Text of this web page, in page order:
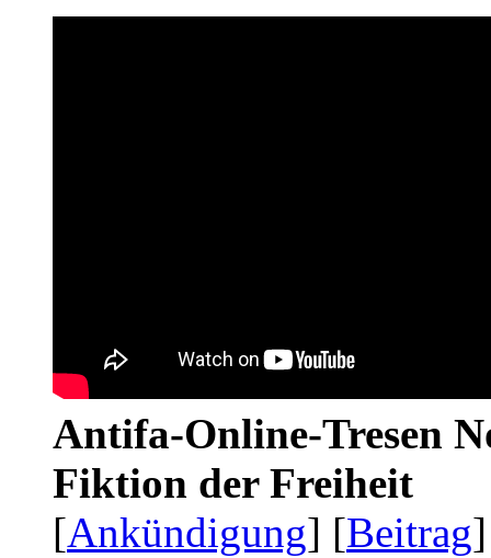
Antifa-Online-Tresen
Fiktion der Freiheit
[Ankündigung] [Beitrag